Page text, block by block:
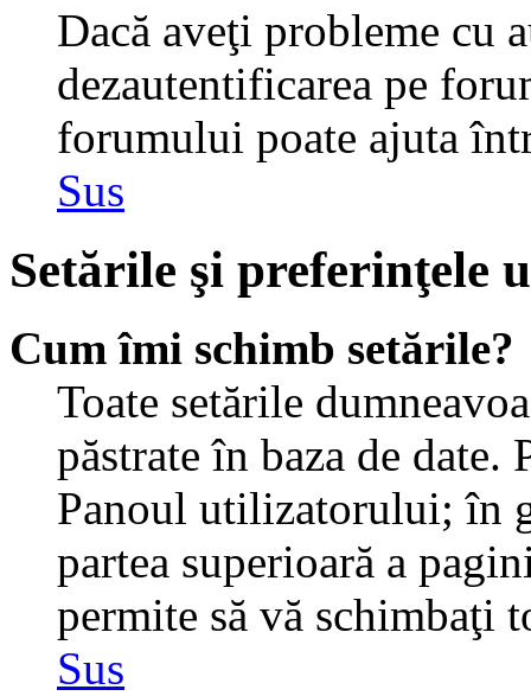
Dacă aveţi probleme cu
dezautentificarea pe
forumului poate ajuta
Sus
Setările şi preferinţele
Cum îmi schimb setările?
Toate setările
păstrate în baza de
Panoul utilizatorului; în
partea superioară a
permite să vă schimbaţi
Sus